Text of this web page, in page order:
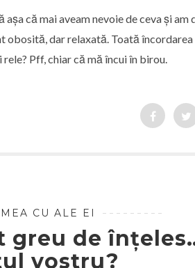
că mai aveam nevoie de ceva și am
dar relaxată. Toată încordarea
Pff, chiar că mă încui în birou.
CU ALE EI
greu de
vostru?